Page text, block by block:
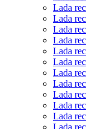
Lada
Lada
Lada
Lada
Lada
Lada
Lada
Lada
Lada
Lada
Lada
Lada